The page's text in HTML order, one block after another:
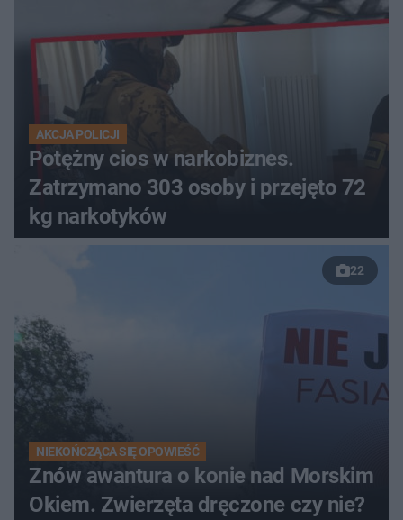
AKCJA POLICJI
Potężny cios w narkobiznes.
Zatrzymano 303 osoby i przejęto 72
kg narkotyków
22
NIEKOŃCZĄCA SIĘ OPOWIEŚĆ
Znów awantura o konie nad Morskim
Okiem. Zwierzęta dręczone czy nie?